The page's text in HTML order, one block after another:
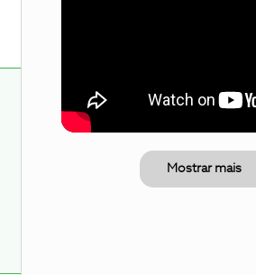
Mostrar mais